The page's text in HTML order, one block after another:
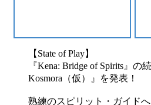
【State of Play】
『Kena: Bridge of Spirits』の
Kosmora（仮）』を発表！
熟練のスピリット・ガイド